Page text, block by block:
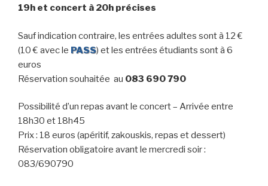
19h et concert à 20h précises
Sauf indication contraire, les entrées adultes sont à 12 €
(10 € avec le PASS) et les entrées étudiants sont à 6
euros
Réservation souhaitée au 083 690 790
Possibilité d’un repas avant le concert – Arrivée entre
18h30 et 18h45
Prix : 18 euros (apéritif, zakouskis, repas et dessert)
Réservation obligatoire avant le mercredi soir :
083/690790